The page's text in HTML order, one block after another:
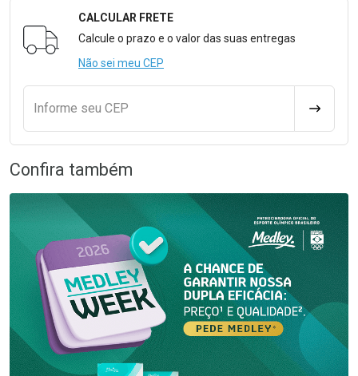
Formulário para Calcular o Frete
CALCULAR FRETE
Calcule o prazo e o valor das suas entregas
Não sei meu CEP
Informe seu CEP
Confira também